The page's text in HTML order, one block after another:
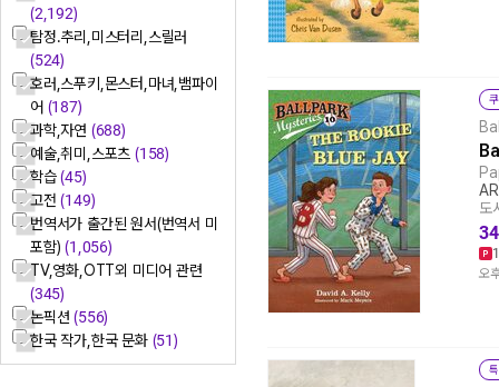
(2,192)
탐정.추리,미스터리,스릴러
(524)
호러,스푸키,몬스터,마녀,뱀파이
어 (187)
과학,자연 (688)
예술,취미,스포츠(158)
학습(45)
고전(149)
번역서가 출간된 원서(번역서 미
포함)(1,056)
TV,영화,OTT외 미디어 관련
(345)
논픽션(556)
한국 작가,한국 문화 (51)
도
34
오